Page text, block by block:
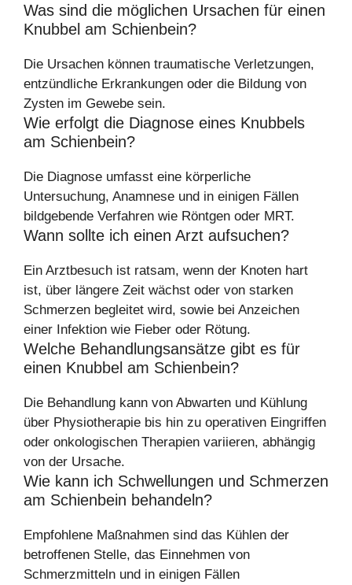
Was sind die möglichen Ursachen für einen
Knubbel am Schienbein?
Die Ursachen können traumatische Verletzungen,
entzündliche Erkrankungen oder die Bildung von
Zysten im Gewebe sein.
Wie erfolgt die Diagnose eines Knubbels
am Schienbein?
Die Diagnose umfasst eine körperliche
Untersuchung, Anamnese und in einigen Fällen
bildgebende Verfahren wie Röntgen oder MRT.
Wann sollte ich einen Arzt aufsuchen?
Ein Arztbesuch ist ratsam, wenn der Knoten hart
ist, über längere Zeit wächst oder von starken
Schmerzen begleitet wird, sowie bei Anzeichen
einer Infektion wie Fieber oder Rötung.
Welche Behandlungsansätze gibt es für
einen Knubbel am Schienbein?
Die Behandlung kann von Abwarten und Kühlung
über Physiotherapie bis hin zu operativen Eingriffen
oder onkologischen Therapien variieren, abhängig
von der Ursache.
Wie kann ich Schwellungen und Schmerzen
am Schienbein behandeln?
Empfohlene Maßnahmen sind das Kühlen der
betroffenen Stelle, das Einnehmen von
Schmerzmitteln und in einigen Fällen